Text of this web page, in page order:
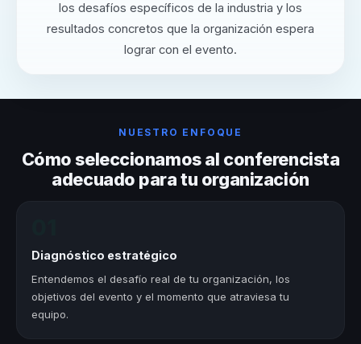
los desafíos específicos de la industria y los
resultados concretos que la organización espera
lograr con el evento.
NUESTRO ENFOQUE
Cómo seleccionamos al conferencista
adecuado para tu organización
Diagnóstico estratégico
Entendemos el desafío real de tu organización, los
objetivos del evento y el momento que atraviesa tu
equipo.